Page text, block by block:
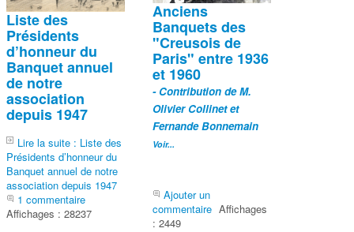
Liste des
Présidents
d’honneur du
Banquet annuel
de notre
association
depuis 1947
Lire la suite : Liste des
Présidents d’honneur du
Banquet annuel de notre
association depuis 1947
1 commentaire
Affichages : 28237
Anciens
Banquets des
"Creusois de
Paris" entre 1936
et 1960
- Contribution de M.
Olivier Collinet et
Fernande Bonnemain
Voir...
Ajouter un
commentaire Affichages
: 2449